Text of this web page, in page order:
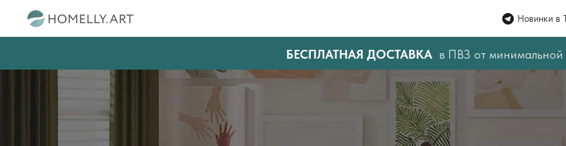
Новинки в
БЕСПЛАТНАЯ ДОСТАВКА в ПВЗ от минимальной